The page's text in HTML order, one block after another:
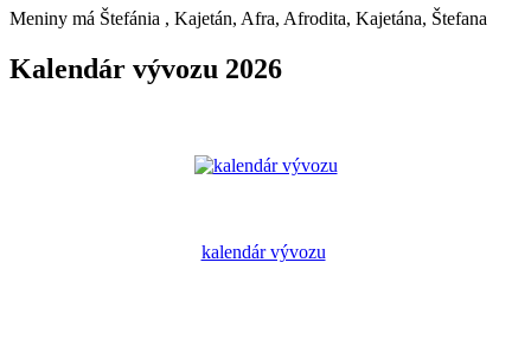
Meniny má Štefánia , Kajetán, Afra, Afrodita, Kajetána, Štefana
Kalendár vývozu 2026
kalendár vývozu